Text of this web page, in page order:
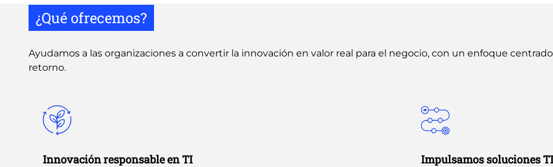
¿Qué ofrecemos?
Ayudamos a las organizaciones a convertir la innovación en valor real para el negocio, con un enfoque
retorno.
Innovación responsable en TI Impulsamos soluciones